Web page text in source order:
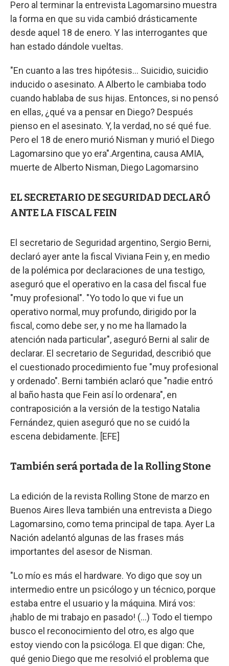
Pero al terminar la entrevista Lagomarsino muestra
la forma en que su vida cambió drásticamente
desde aquel 18 de enero. Y las interrogantes que
han estado dándole vueltas.
"En cuanto a las tres hipótesis… Suicidio, suicidio
inducido o asesinato. A Alberto le cambiaba todo
cuando hablaba de sus hijas. Entonces, si no pensó
en ellas, ¿qué va a pensar en Diego? Después
pienso en el asesinato. Y, la verdad, no sé qué fue.
Pero el 18 de enero murió Nisman y murió el Diego
Lagomarsino que yo era".Argentina, causa AMIA,
muerte de Alberto Nisman, Diego Lagomarsino
EL SECRETARIO DE SEGURIDAD DECLARÓ
ANTE LA FISCAL FEIN
El secretario de Seguridad argentino, Sergio Berni,
declaró ayer ante la fiscal Viviana Fein y, en medio
de la polémica por declaraciones de una testigo,
aseguró que el operativo en la casa del fiscal fue
"muy profesional". "Yo todo lo que vi fue un
operativo normal, muy profundo, dirigido por la
fiscal, como debe ser, y no me ha llamado la
atención nada particular", aseguró Berni al salir de
declarar. El secretario de Seguridad, describió que
el cuestionado procedimiento fue "muy profesional
y ordenado". Berni también aclaró que "nadie entró
al baño hasta que Fein así lo ordenara", en
contraposición a la versión de la testigo Natalia
Fernández, quien aseguró que no se cuidó la
escena debidamente. [EFE]
También será portada de la Rolling Stone
La edición de la revista Rolling Stone de marzo en
Buenos Aires lleva también una entrevista a Diego
Lagomarsino, como tema principal de tapa. Ayer La
Nación adelantó algunas de las frases más
importantes del asesor de Nisman.
"Lo mío es más el hardware. Yo digo que soy un
intermedio entre un psicólogo y un técnico, porque
estaba entre el usuario y la máquina. Mirá vos:
¡hablo de mi trabajo en pasado! (...) Todo el tiempo
busco el reconocimiento del otro, es algo que
estoy viendo con la psicóloga. El que digan: Che,
qué genio Diego que me resolvió el problema que